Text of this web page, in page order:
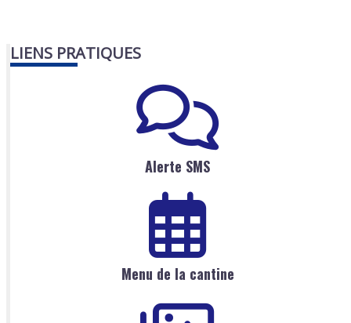
LIENS PRATIQUES
Alerte SMS
Menu de la cantine